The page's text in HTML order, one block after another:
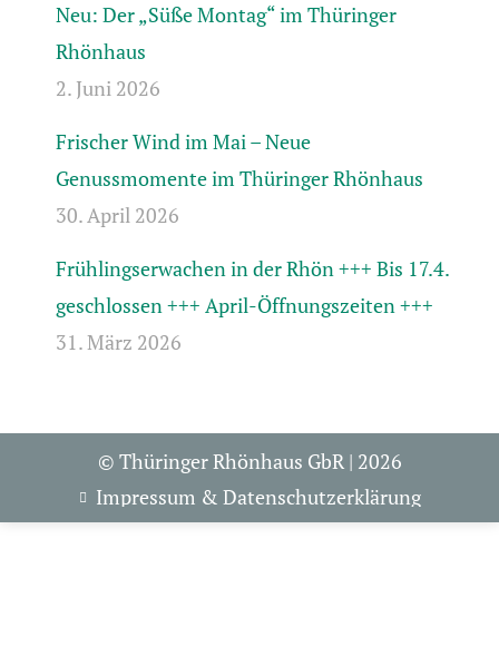
Neu: Der „Süße Montag“ im Thüringer
Rhönhaus
2. Juni 2026
Frischer Wind im Mai – Neue
Genussmomente im Thüringer Rhönhaus
30. April 2026
Frühlingserwachen in der Rhön +++ Bis 17.4.
geschlossen +++ April-Öffnungszeiten +++
31. März 2026
© Thüringer Rhönhaus GbR | 2026
Impressum & Datenschutzerklärung